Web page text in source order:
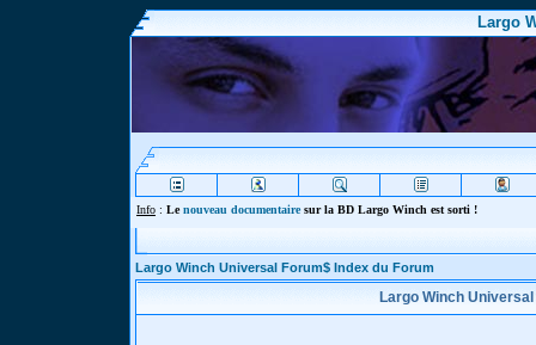
Largo
Info : Lenouveau documentairesur la BD Largo Winch est sorti !
Largo Winch Universal Forum$ Index du Forum
Largo Winch